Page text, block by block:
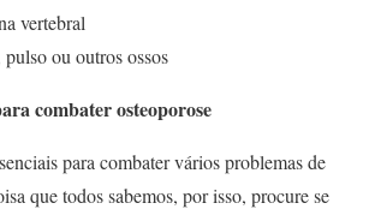
vertebral
ou outros ossos
combater osteoporose
para combater vários problemas de
que todos sabemos, por isso, procure se